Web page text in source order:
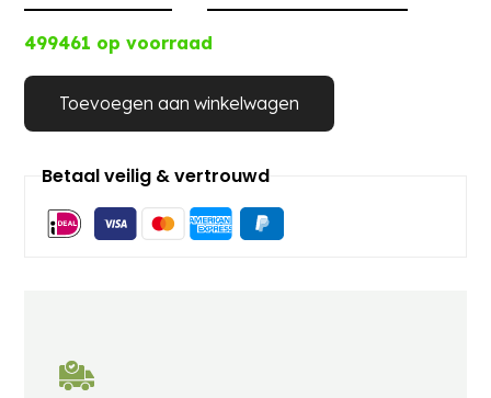
499461 op voorraad
Toevoegen aan winkelwagen
Betaal veilig & vertrouwd